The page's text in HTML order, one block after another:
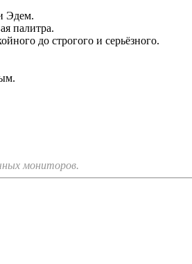
Эдем.
палитра.
до строгого и серьёзного.
мониторов.